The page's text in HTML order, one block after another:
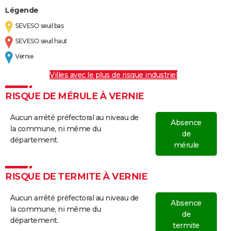
Légende
SEVESO seuil bas
SEVESO seuil haut
Vernie
Villes avec le plus de risque industriel
RISQUE DE MÉRULE À VERNIE
Aucun arrêté préfectoral au niveau de
la commune, ni même du
département.
Absence
de
mérule
RISQUE DE TERMITE À VERNIE
Aucun arrêté préfectoral au niveau de
la commune, ni même du
département.
Absence
de
termite